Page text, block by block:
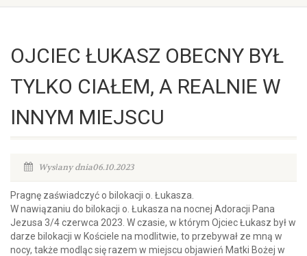
OJCIEC ŁUKASZ OBECNY BYŁ
TYLKO CIAŁEM, A REALNIE W
INNYM MIEJSCU
Wysłany dnia06.10.2023
Pragnę zaświadczyć o bilokacji o. Łukasza.
W nawiązaniu do bilokacji o. Łukasza na nocnej Adoracji Pana
Jezusa 3/4 czerwca 2023. W czasie, w którym Ojciec Łukasz był w
darze bilokacji w Kościele na modlitwie, to przebywał ze mną w
nocy, także modląc się razem w miejscu objawień Matki Bożej w